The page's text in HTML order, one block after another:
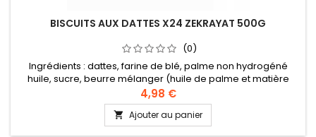
BISCUITS AUX DATTES X24 ZEKRAYAT 500G
(0)
Ingrédients : dattes, farine de blé, palme non hydrogéné
huile, sucre, beurre mélanger (huile de palme et matière
grasses laitières anhydres), glucose liquide, amidon de
maïs, œufs, poudre de lactosérum, miel, glycérine, sel,
bicarbonate de sodium (E500), émulsifiants végétaux (E471,
EE472e), éthylvaniline, protéase, blé, oeufs, lait
4,98 €
 Ajouter au panier